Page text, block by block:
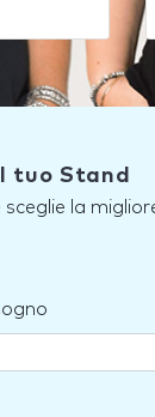
tuo Stand
la